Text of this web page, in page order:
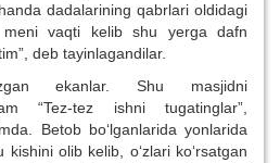
dadalarining qabrlari oldidagi
meni vaqti kelib shu yerga dafn
deb tayinlagandilar.
ekanlar. Shu masjidni
“Tez-tez ishni tugatinglar”,
Betob bo‘lganlarida yonlarida
olib kelib, o‘zlari ko‘rsatgan